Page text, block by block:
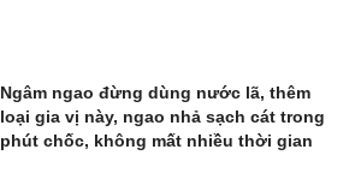
Ngâm ngao đừng dùng nước lã, thêm
loại gia vị này, ngao nhả sạch cát trong
phút chốc, không mất nhiều thời gian